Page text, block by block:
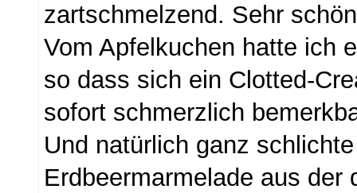
zartschmelzend. Sehr schön
Vom Apfelkuchen hatte ich
so dass sich ein Clotted-
sofort schmerzlich
Und natürlich ganz schlichte
Erdbeermarmelade aus der